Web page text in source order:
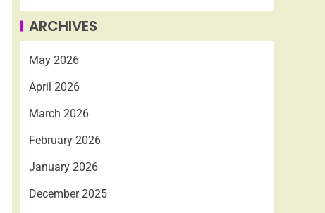
ARCHIVES
May 2026
April 2026
March 2026
February 2026
January 2026
December 2025